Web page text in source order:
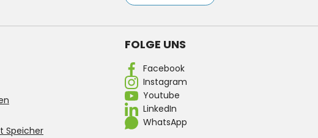
FOLGE UNS
Facebook
Instagram
Youtube
LinkedIn
WhatsApp
Speicher